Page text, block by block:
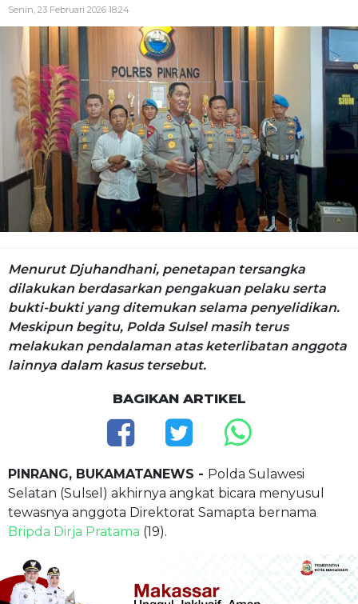
Senin, 23 Februari 2026 18:24
Menurut Djuhandhani, penetapan tersangka
dilakukan berdasarkan pengakuan pelaku serta
bukti-bukti yang ditemukan selama penyelidikan.
Meskipun begitu, Polda Sulsel masih terus
melakukan pendalaman atas keterlibatan anggota
lainnya dalam kasus tersebut.
BAGIKAN ARTIKEL
PINRANG, BUKAMATANEWS - Polda Sulawesi
Selatan (Sulsel) akhirnya angkat bicara menyusul
tewasnya anggota Direktorat Samapta bernama
Bripda Dirja Pratama (19).